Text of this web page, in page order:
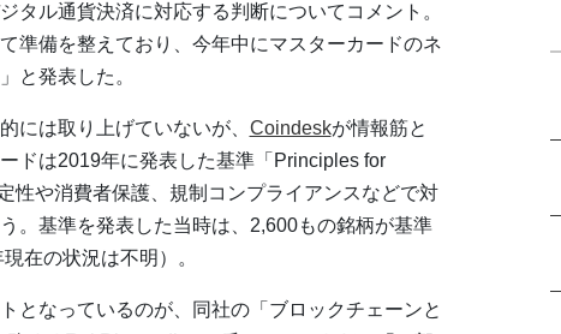
タル通貨決済に対応する判断についてコメント。
準備を整えており、今年中にマスターカードのネ
と発表した。
には取り上げていないが、 Coindeskが情報筋と
ドは2019年に発表した基準「Principles for
性や消費者保護、規制コンプライアンスなどで対
。基準を発表した当時は、2,600もの銘柄が基準
在の状況は不明）。
となっているのが、同社の「ブロックチェーンと